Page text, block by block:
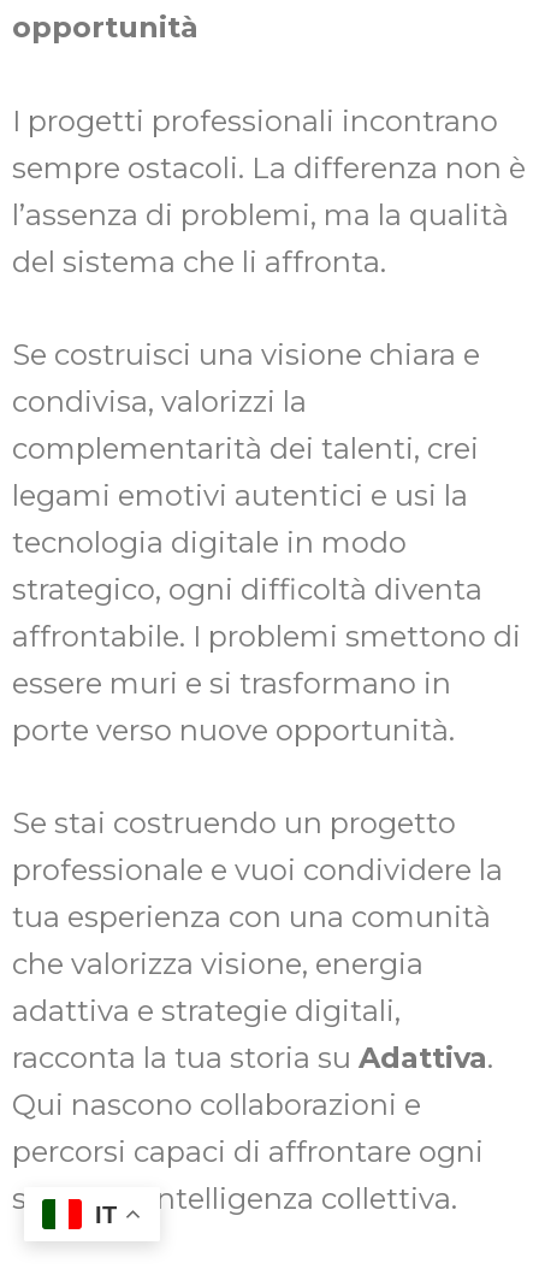
opportunità
I progetti professionali incontrano
sempre ostacoli. La differenza non è
l’assenza di problemi, ma la qualità
del sistema che li affronta.
Se costruisci una visione chiara e
condivisa, valorizzi la
complementarità dei talenti, crei
legami emotivi autentici e usi la
tecnologia digitale in modo
strategico, ogni difficoltà diventa
affrontabile. I problemi smettono di
essere muri e si trasformano in
porte verso nuove opportunità.
Se stai costruendo un progetto
professionale e vuoi condividere la
tua esperienza con una comunità
che valorizza visione, energia
adattiva e strategie digitali,
racconta la tua storia su Adattiva.
Qui nascono collaborazioni e
percorsi capaci di affrontare ogni
sfida con intelligenza collettiva.
IT